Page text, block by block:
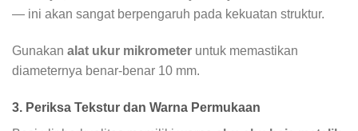
— ini akan sangat berpengaruh pada kekuatan struktur.
Gunakan alat ukur mikrometer untuk memastikan
diameternya benar-benar 10 mm.
3. Periksa Tekstur dan Warna Permukaan